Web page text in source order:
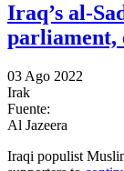
Iraq’s al-
parliament,
03 Ago 2022
Irak
Fuente:
Al Jazeera
Iraqi populist